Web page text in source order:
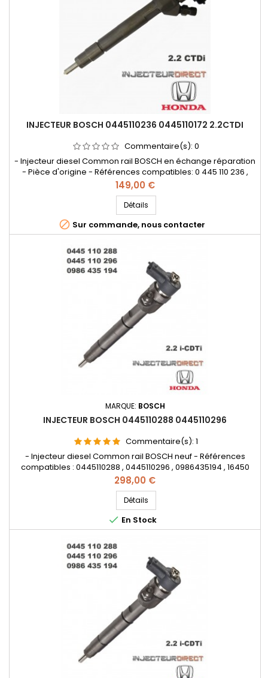
INJECTEUR BOSCH 0445110236 0445110172 2.2CTDI
Commentaire(s): 0
- Injecteur diesel Common rail BOSCH en échange réparation
- Pièce d'origine - Références compatibles: 0 445 110 236 ,
0445110172 , 0 445 110 172 , 0986435145 , 0 986 435 145 ,
0986435194 , 0 986 435 194 , 16450-RMA-E01 , 16450 RMAX E000
, 16450 RMA E011 , 16450-RBDA-E010 , 16450-RMA-E020 - Pour
moteurs Honda 2.2 CTDI 140cv
Prix
149,00 €
Détails
 Sur commande, nous contacter
MARQUE: BOSCH
INJECTEUR BOSCH 0445110288 0445110296
Commentaire(s): 1
- Injecteur diesel Common rail BOSCH neuf - Références
compatibles : 0445110288 , 0445110296 , 0986435194 , 16450
R06 E010 - 16450 R06A E003 - 16450 RMA E020 - 16450-R06-E01
- 16450-RMA-E02 - 16450-RSR-E01 , 107750-0600 - Pour
motorisation HONDA 2.2 i CTDI
Prix
298,00 €
Détails
 En Stock